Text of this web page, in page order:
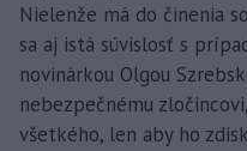
Nielenže má do činenia
sa aj istá súvislosť s
novinárkou Olgou
nebezpečnému
všetkého, len aby ho